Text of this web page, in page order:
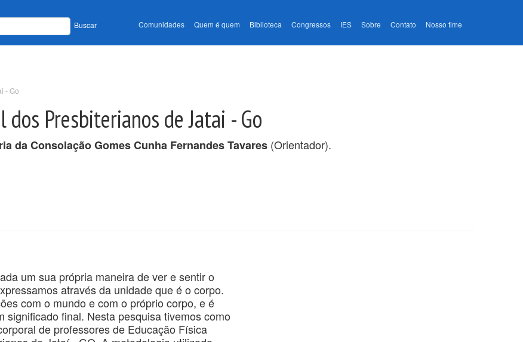
Buscar Comunidades Quem é quem Biblioteca Congressos IES Sobre Contato Nosso time
- Go
Presbiterianos de Jatai - Go
da Consolação Gomes Cunha Fernandes Tavares (Orientador).
um sua própria maneira de ver e sentir o
através da unidade que é o corpo.
com o mundo e com o próprio corpo, e é
final. Nesta pesquisa tivemos como
de professores de Educação Física